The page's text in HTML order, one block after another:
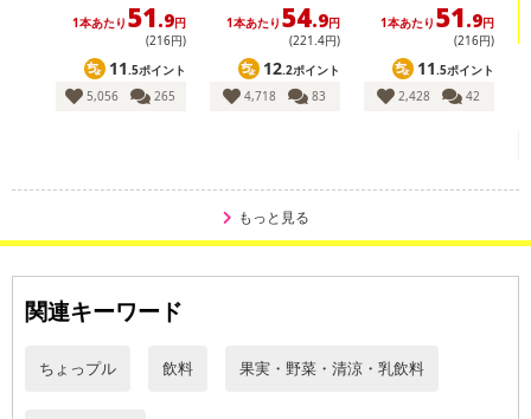
1本あたり 51.9円
(216円)
11 .5ポイント
5,056
265
1本あたり 54.9円
(221 .4円)
12.2ポイント
4,718
83
1本あたり 51.9円
(216円)
11 .5ポイント
2,428
42
もっと見る
関連キーワード
ちょっプル 飲料 果実・野菜・清涼・乳飲料